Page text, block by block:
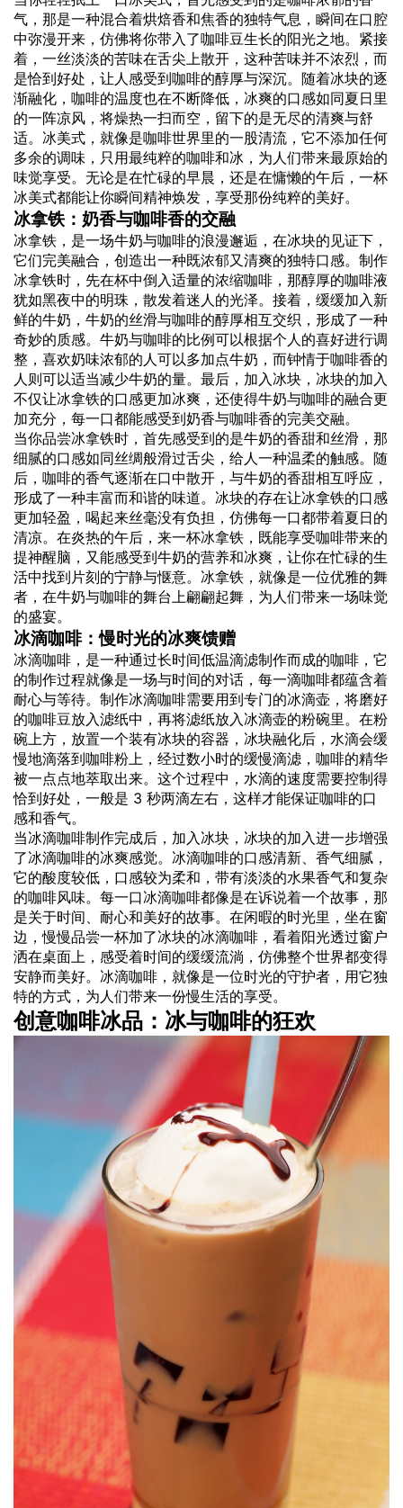
气，那是一种混合着烘焙香和焦香的独特气息，瞬间在口腔
中弥漫开来，仿佛将你带入了咖啡豆生长的阳光之地。紧接
着，一丝淡淡的苦味在舌尖上散开，这种苦味并不浓烈，而
是恰到好处，让人感受到咖啡的醇厚与深沉。随着冰块的逐
渐融化，咖啡的温度也在不断降低，冰爽的口感如同夏日里
的一阵凉风，将燥热一扫而空，留下的是无尽的清爽与舒
适。冰美式，就像是咖啡世界里的一股清流，它不添加任何
多余的调味，只用最纯粹的咖啡和冰，为人们带来最原始的
味觉享受。无论是在忙碌的早晨，还是在慵懒的午后，一杯
冰美式都能让你瞬间精神焕发，享受那份纯粹的美好。
冰拿铁：奶香与咖啡香的交融
冰拿铁，是一场牛奶与咖啡的浪漫邂逅，在冰块的见证下，
它们完美融合，创造出一种既浓郁又清爽的独特口感。制作
冰拿铁时，先在杯中倒入适量的浓缩咖啡，那醇厚的咖啡液
犹如黑夜中的明珠，散发着迷人的光泽。接着，缓缓加入新
鲜的牛奶，牛奶的丝滑与咖啡的醇厚相互交织，形成了一种
奇妙的质感。牛奶与咖啡的比例可以根据个人的喜好进行调
整，喜欢奶味浓郁的人可以多加点牛奶，而钟情于咖啡香的
人则可以适当减少牛奶的量。最后，加入冰块，冰块的加入
不仅让冰拿铁的口感更加冰爽，还使得牛奶与咖啡的融合更
加充分，每一口都能感受到奶香与咖啡香的完美交融。
当你品尝冰拿铁时，首先感受到的是牛奶的香甜和丝滑，那
细腻的口感如同丝绸般滑过舌尖，给人一种温柔的触感。随
后，咖啡的香气逐渐在口中散开，与牛奶的香甜相互呼应，
形成了一种丰富而和谐的味道。冰块的存在让冰拿铁的口感
更加轻盈，喝起来丝毫没有负担，仿佛每一口都带着夏日的
清凉。在炎热的午后，来一杯冰拿铁，既能享受咖啡带来的
提神醒脑，又能感受到牛奶的营养和冰爽，让你在忙碌的生
活中找到片刻的宁静与惬意。冰拿铁，就像是一位优雅的舞
者，在牛奶与咖啡的舞台上翩翩起舞，为人们带来一场味觉
的盛宴。
冰滴咖啡：慢时光的冰爽馈赠
冰滴咖啡，是一种通过长时间低温滴滤制作而成的咖啡，它
的制作过程就像是一场与时间的对话，每一滴咖啡都蕴含着
耐心与等待。制作冰滴咖啡需要用到专门的冰滴壶，将磨好
的咖啡豆放入滤纸中，再将滤纸放入冰滴壶的粉碗里。在粉
碗上方，放置一个装有冰块的容器，冰块融化后，水滴会缓
慢地滴落到咖啡粉上，经过数小时的缓慢滴滤，咖啡的精华
被一点点地萃取出来。这个过程中，水滴的速度需要控制得
恰到好处，一般是 3 秒两滴左右，这样才能保证咖啡的口
感和香气。
当冰滴咖啡制作完成后，加入冰块，冰块的加入进一步增强
了冰滴咖啡的冰爽感觉。冰滴咖啡的口感清新、香气细腻，
它的酸度较低，口感较为柔和，带有淡淡的水果香气和复杂
的咖啡风味。每一口冰滴咖啡都像是在诉说着一个故事，那
是关于时间、耐心和美好的故事。在闲暇的时光里，坐在窗
边，慢慢品尝一杯加了冰块的冰滴咖啡，看着阳光透过窗户
洒在桌面上，感受着时间的缓缓流淌，仿佛整个世界都变得
安静而美好。冰滴咖啡，就像是一位时光的守护者，用它独
特的方式，为人们带来一份慢生活的享受。
创意咖啡冰品：冰与咖啡的狂欢